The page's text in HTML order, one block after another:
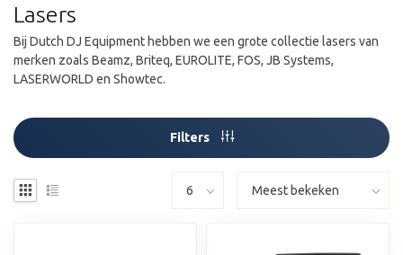
Lasers
Bij Dutch DJ Equipment hebben we een grote collectie lasers van
merken zoals Beamz, Briteq, EUROLITE, FOS, JB Systems,
LASERWORLD en Showtec.
Filters